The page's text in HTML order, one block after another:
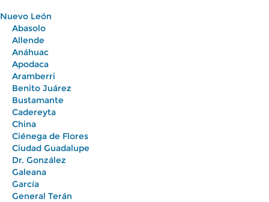
Nuevo León
Abasolo
Allende
Anáhuac
Apodaca
Aramberri
Benito Juárez
Bustamante
Cadereyta
China
Ciénega de Flores
Ciudad Guadalupe
Dr. González
Galeana
García
General Terán